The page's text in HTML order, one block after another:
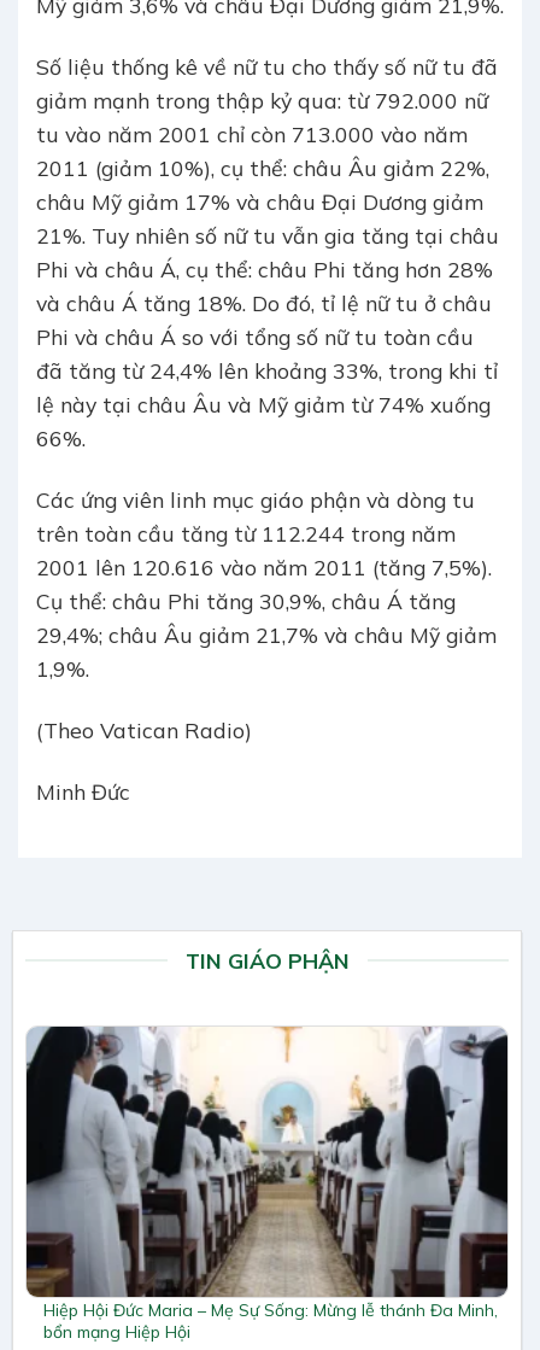
Số liệu thống kê về nữ tu cho thấy số nữ tu đã
giảm mạnh trong thập kỷ qua: từ 792.000 nữ
tu vào năm 2001 chỉ còn 713.000 vào năm
2011 (giảm 10%), cụ thể: châu Âu giảm 22%,
châu Mỹ giảm 17% và châu Đại Dương giảm
21%. Tuy nhiên số nữ tu vẫn gia tăng tại châu
Phi và châu Á, cụ thể: châu Phi tăng hơn 28%
và châu Á tăng 18%. Do đó, tỉ lệ nữ tu ở châu
Phi và châu Á so với tổng số nữ tu toàn cầu
đã tăng từ 24,4% lên khoảng 33%, trong khi tỉ
lệ này tại châu Âu và Mỹ giảm từ 74% xuống
66%.
Các ứng viên linh mục giáo phận và dòng tu
trên toàn cầu tăng từ 112.244 trong năm
2001 lên 120.616 vào năm 2011 (tăng 7,5%).
Cụ thể: châu Phi tăng 30,9%, châu Á tăng
29,4%; châu Âu giảm 21,7% và châu Mỹ giảm
1,9%.
(Theo Vatican Radio)
Minh Đức
TIN GIÁO PHẬN
Hiệp Hội Đức Maria – Mẹ Sự Sống: Mừng lễ thánh Đa Minh,
bổn mạng Hiệp Hội